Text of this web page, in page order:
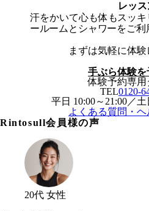
レッ
汗をかいて心も体もスッキ
ールームとシャワーをご利
まずは気軽に体
手ぶら体験を
体験予約専用
TEL0120-
平日 10:00～21:00／
よくある質問・
Rintosull会員様の声
20代 女性